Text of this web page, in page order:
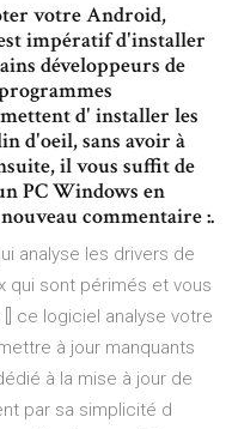
votre Android,
impératif d'installer
développeurs de
d' installer les
d'oeil, sans avoir à
il vous suffit de
PC Windows en
commentaire :.
analyse les drivers de
qui sont périmés et vous
ce logiciel analyse votre
à jour manquants
à la mise à jour de
par sa simplicité d